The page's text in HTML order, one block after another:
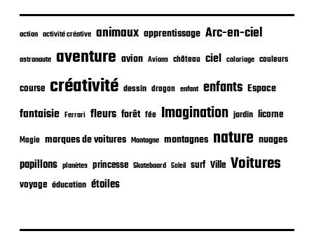
i
a
t
i
o
n
action activité créative animaux apprentissage Arc-en-ciel
astronaute aventure avion Avions château ciel coloriage couleurs
course créativité dessin dragon enfant enfants Espace
fantaisie Ferrari fleurs forêt fée Imagination jardin licorne
Magie marques de voitures Montagne montagnes nature nuages
papillons planètes princesse Skateboard Soleil surf Ville Voitures
voyage éducation étoiles